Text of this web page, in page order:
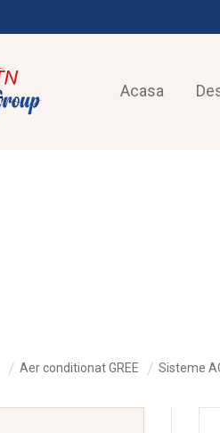
Acasa
Aer conditionat GREE Sisteme